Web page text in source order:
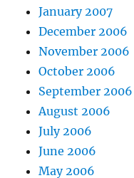
January 2007
December 2006
November 2006
October 2006
September 2006
August 2006
July 2006
June 2006
May 2006